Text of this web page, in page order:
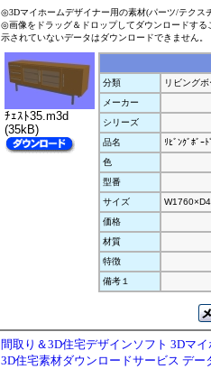
◎3Dマイホームデザイナー用の素材(パーツ/テクス
◎画像をドラッグ＆ドロップしてダウンロードす
示されていないデータはダウンロードできません。
ﾁｪｽﾄ35.m3d
(35kB)
分類
リビング
メーカー
シリーズ
品名
ﾘﾋﾞﾝｸﾞﾎﾞｰﾄ
色
型番
サイズ
価格
材質
特徴
備考１
間取り＆3D住宅デザインソフト 3Dマ
3D住宅素材ダウンロードサービス デー